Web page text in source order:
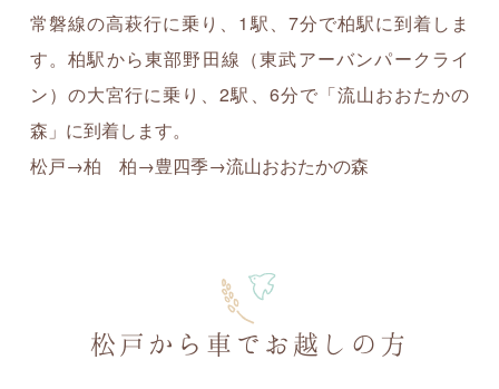
常磐線の高萩行に乗り、1駅、7分で柏駅に到着しま
す。柏駅から東部野田線（東武アーバンパークライ
ン）の大宮行に乗り、2駅、6分で「流山おおたかの
森」に到着します。
松戸→柏 柏→豊四季→流山おおたかの森
松戸から車でお越しの方